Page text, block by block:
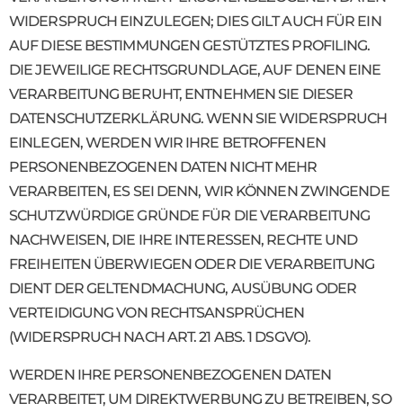
WIDERSPRUCH EINZULEGEN; DIES GILT AUCH FÜR EIN
AUF DIESE BESTIMMUNGEN GESTÜTZTES PROFILING.
DIE JEWEILIGE RECHTSGRUNDLAGE, AUF DENEN EINE
VERARBEITUNG BERUHT, ENTNEHMEN SIE DIESER
DATENSCHUTZERKLÄRUNG. WENN SIE WIDERSPRUCH
EINLEGEN, WERDEN WIR IHRE BETROFFENEN
PERSONENBEZOGENEN DATEN NICHT MEHR
VERARBEITEN, ES SEI DENN, WIR KÖNNEN ZWINGENDE
SCHUTZWÜRDIGE GRÜNDE FÜR DIE VERARBEITUNG
NACHWEISEN, DIE IHRE INTERESSEN, RECHTE UND
FREIHEITEN ÜBERWIEGEN ODER DIE VERARBEITUNG
DIENT DER GELTENDMACHUNG, AUSÜBUNG ODER
VERTEIDIGUNG VON RECHTSANSPRÜCHEN
(WIDERSPRUCH NACH ART. 21 ABS. 1 DSGVO).
WERDEN IHRE PERSONENBEZOGENEN DATEN
VERARBEITET, UM DIREKTWERBUNG ZU BETREIBEN, SO